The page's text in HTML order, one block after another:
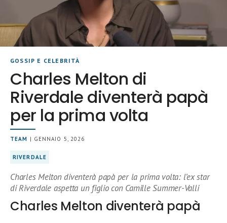
GOSSIP E CELEBRITÀ
Charles Melton di
Riverdale diventerà papà
per la prima volta
TEAM | GENNAIO 5, 2026
RIVERDALE
Charles Melton diventerà papà per la prima volta: l’ex star
di Riverdale aspetta un figlio con Camille Summer-Valli
Charles Melton diventerà papà